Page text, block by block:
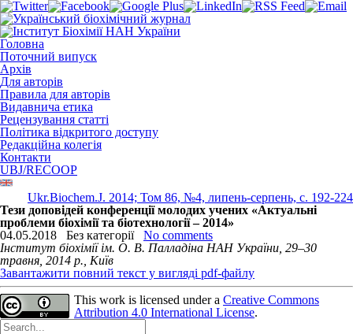
Головна
Поточний випуск
Архів
Для авторів
Правила для авторів
Видавнича етика
Рецензування статті
Політика відкритого доступу
Редакційна колегія
Контакти
UBJ/RECOOP
Ukr.Biochem.J. 2014; Том 86, №4, липень-серпень, c. 192-224
Тези доповідей конференції молодих учених «Актуальні
проблеми біохімії та біотехнології – 2014»
04.05.2018
Без категорії
No comments
Інститут біохімії ім. О. В. Палладіна НАН України, 29–30
травня, 2014 р., Київ
Завантажити повний текст у вигляді pdf-файлу
This work is licensed under a Creative Commons
Attribution 4.0 International License.